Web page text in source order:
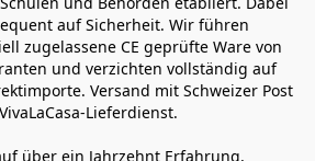
auf Sicherheit. Wir führen
zugelassene CE geprüfte Ware von
und verzichten vollständig auf
Versand mit Schweizer Post
Lieferdienst.
über ein Jahrzehnt Erfahrung,